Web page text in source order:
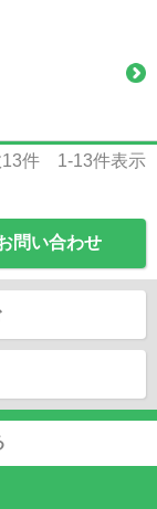
13件 1-13件表示
問い合わせ